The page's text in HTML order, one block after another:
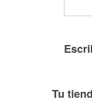
Tu